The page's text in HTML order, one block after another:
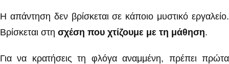
Η απάντηση δεν βρίσκεται σε κάποιο μυστικό εργαλείο.
Βρίσκεται στη σχέση που χτίζουμε με τη μάθηση.
Για να κρατήσεις τη φλόγα αναμμένη, πρέπει πρώτα